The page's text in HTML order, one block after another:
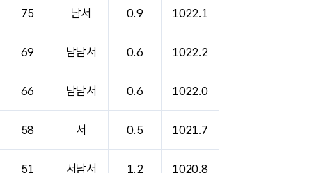
75 남서 0.9 1022.1
69 남남서 0.6 1022.2
66 남남서 0.6 1022.0
58 서 0.5 1021.7
51 서남서 1.2 1020.8